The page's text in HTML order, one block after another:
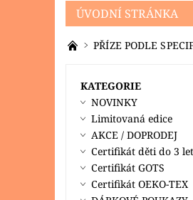
ÚVODNÍ STRÁNKA
PRODÁVANÉ ZNAČKY
PŘÍZE PODLE
KATEGORIE
NOVINKY
Limitovaná edice
AKCE / DOPRODEJ
Certifikát děti do 3 let
Certifikát GOTS
Certifikát OEKO-TEX